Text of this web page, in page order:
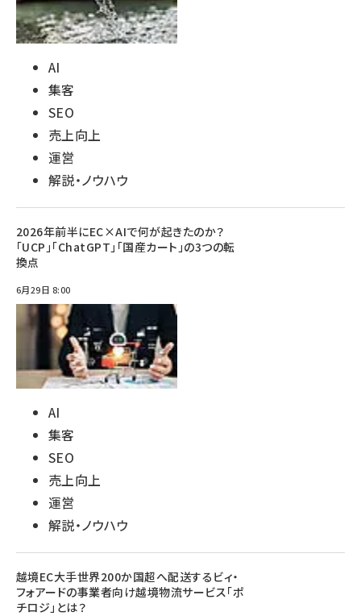
AI
集客
SEO
売上向上
運営
解説・ノウハウ
2026年前半にEC×AIで何が起きたのか？
「UCP」「ChatGPT」「国産カート」の3つの転
換点
6月29日 8:00
AI
集客
SEO
売上向上
運営
解説・ノウハウ
越境EC大手世界200か国超へ配送するビィ・
フォアードの事業者向け越境物流サービス「ポ
チロジ」とは？